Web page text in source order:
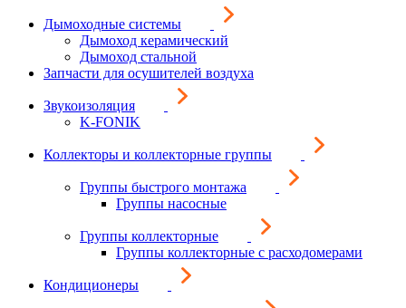
Дымоходные системы
Дымоход керамический
Дымоход стальной
Запчасти для осушителей воздуха
Звукоизоляция
K-FONIK
Коллекторы и коллекторные группы
Группы быстрого монтажа
Группы насосные
Группы коллекторные
Группы коллекторные с расходомерами
Кондиционеры